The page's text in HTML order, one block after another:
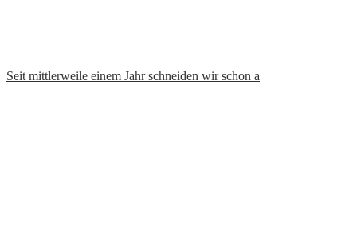
Seit mittlerweile einem Jahr schneiden wir schon a